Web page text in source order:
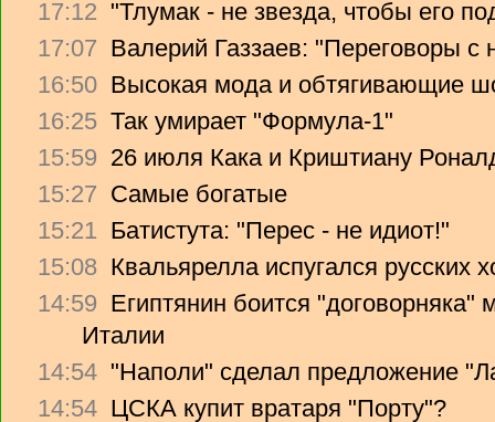
17:12 "Тлумак - не звезда, чтобы его
17:07 Валерий Газзаев: "Переговоры с
16:50 Высокая мода и обтягивающие
16:25 Так умирает "Формула-1"
15:59 26 июля Кака и Криштиану
15:27 Самые богатые
15:21 Батистута: "Перес - не идиот!"
15:08 Квальярелла испугался русских
14:59 Египтянин боится
Италии
14:54 "Наполи" сделал предложение
14:54 ЦСКА купит вратаря "Порту"?